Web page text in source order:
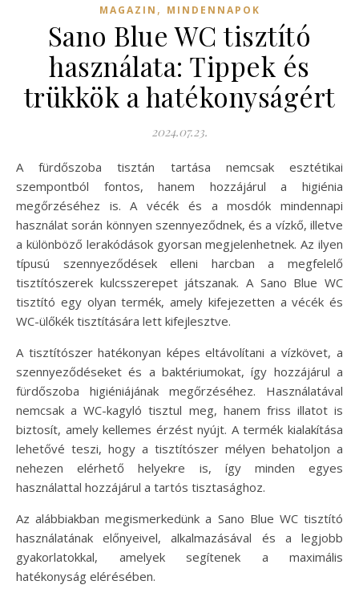
MAGAZIN , MINDENNAPOK
Sano Blue WC tisztító
használata: Tippek és
trükkök a hatékonyságért
2024.07.23.
A fürdőszoba tisztán tartása nemcsak esztétikai
szempontból fontos, hanem hozzájárul a higiénia
megőrzéséhez is. A vécék és a mosdók mindennapi
használat során könnyen szennyeződnek, és a vízkő, illetve
a különböző lerakódások gyorsan megjelenhetnek. Az ilyen
típusú szennyeződések elleni harcban a megfelelő
tisztítószerek kulcsszerepet játszanak. A Sano Blue WC
tisztító egy olyan termék, amely kifejezetten a vécék és
WC-ülőkék tisztítására lett kifejlesztve.
A tisztítószer hatékonyan képes eltávolítani a vízkövet, a
szennyeződéseket és a baktériumokat, így hozzájárul a
fürdőszoba higiéniájának megőrzéséhez. Használatával
nemcsak a WC-kagyló tisztul meg, hanem friss illatot is
biztosít, amely kellemes érzést nyújt. A termék kialakítása
lehetővé teszi, hogy a tisztítószer mélyen behatoljon a
nehezen elérhető helyekre is, így minden egyes
használattal hozzájárul a tartós tisztasághoz.
Az alábbiakban megismerkedünk a Sano Blue WC tisztító
használatának előnyeivel, alkalmazásával és a legjobb
gyakorlatokkal, amelyek segítenek a maximális
hatékonyság elérésében.